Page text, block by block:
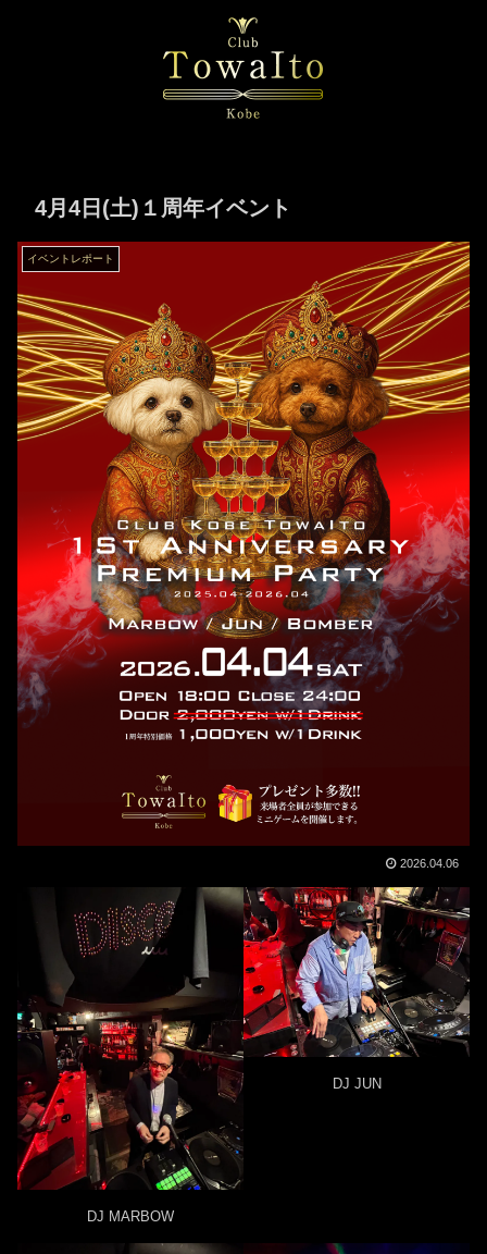
4月4日(土)１周年イベント
イベントレポート
2026.04.06
DJ MARBOW
DJ JUN